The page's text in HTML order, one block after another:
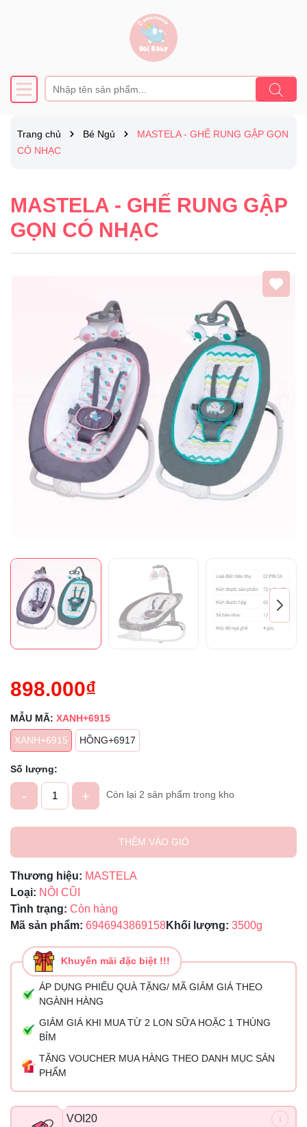
Trang chủ Bé Ngủ
MASTELA - GHẾ RUNG GẬP GỌN
CÓ NHẠC
MASTELA - GHẾ RUNG GẬP
GỌN CÓ NHẠC
898.000₫
MẪU MÃ: XANH+6915
XANH+6915
HỒNG+6917
Số lượng:
- + Còn lại 2 sản phẩm trong kho
THÊM VÀO GIỎ
Thương hiệu: MASTELA
Loại: NÔI CŨI
Tình trạng: Còn hàng
Mã sản phẩm: 6946943869158Khối lượng: 3500g
Khuyến mãi đặc biệt !!!
ÁP DỤNG PHIẾU QUÀ TẶNG/ MÃ GIẢM GIÁ THEO
NGÀNH HÀNG
GIẢM GIÁ KHI MUA TỪ 2 LON SỮA HOẶC 1 THÙNG
BỈM
TẶNG VOUCHER MUA HÀNG THEO DANH MỤC SẢN
PHẨM
VOI20
Mã giảm giá: